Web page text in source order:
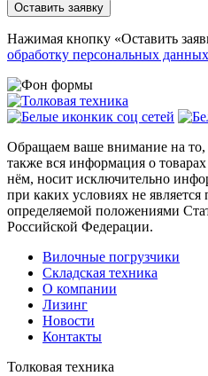
Оставить заявку
Нажимая кнопку «Оставить
обработку персональных данных
Обращаем ваше внимание на то,
также вся информация о
нём, носит исключительно
при каких условиях не
определяемой положениями
Российской Федерации.
Вилочные погрузчики
Складская техника
О компании
Лизинг
Новости
Контакты
Толковая техника